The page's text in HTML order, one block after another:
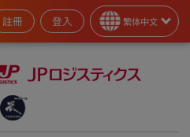
註冊 登入 繁体中文